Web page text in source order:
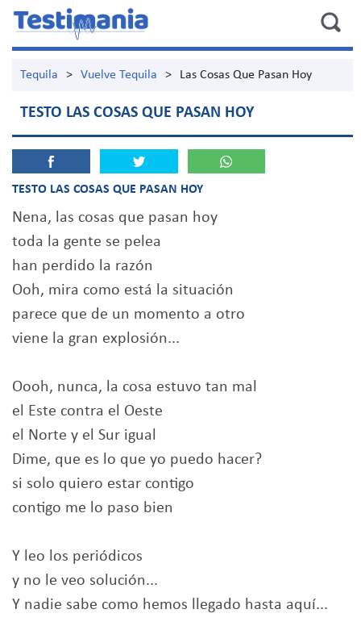
Tequila > Vuelve Tequila > Las Cosas Que Pasan Hoy
TESTO LAS COSAS QUE PASAN HOY
TESTO LAS COSAS QUE PASAN HOY
Nena, las cosas que pasan hoy
toda la gente se pelea
han perdido la razón
Ooh, mira como está la situación
parece que de un momento a otro
viene la gran explosión...
Oooh, nunca, la cosa estuvo tan mal
el Este contra el Oeste
el Norte y el Sur igual
Dime, que es lo que yo puedo hacer?
si solo quiero estar contigo
contigo me lo paso bien
Y leo los periódicos
y no le veo solución...
Y nadie sabe como hemos llegado hasta aquí...